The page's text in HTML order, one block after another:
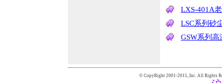
LXS-401A
LSC系列砂
GSW系列
© CopyRight 2001-2015, Inc. All Rights